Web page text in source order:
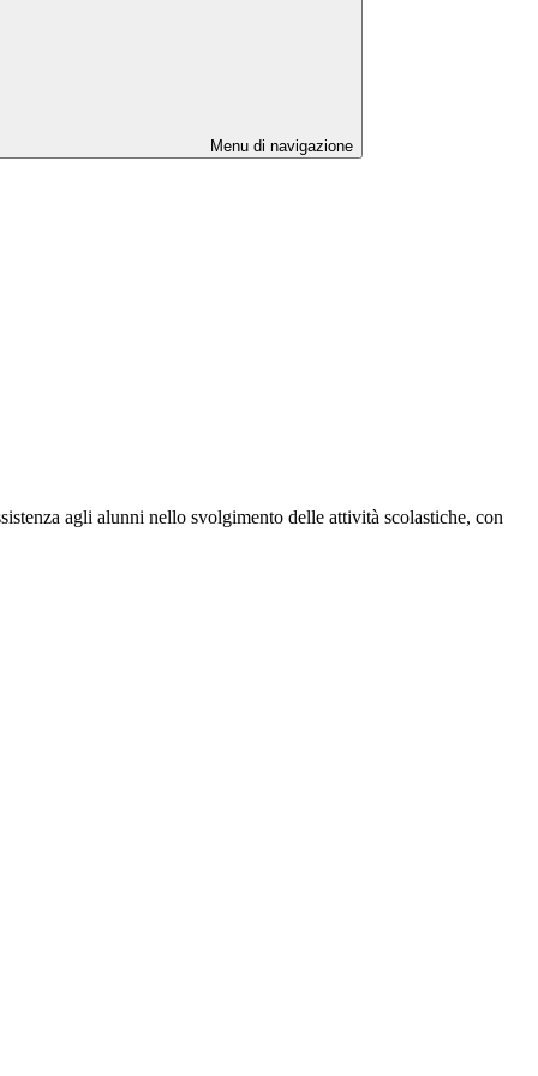
Menu di navigazione
agli alunni nello svolgimento delle attività scolastiche, con